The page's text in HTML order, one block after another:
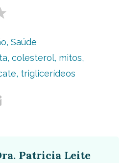
, Saúde
, colesterol, mitos,
, triglicerídeos
Share
Patricia Leite